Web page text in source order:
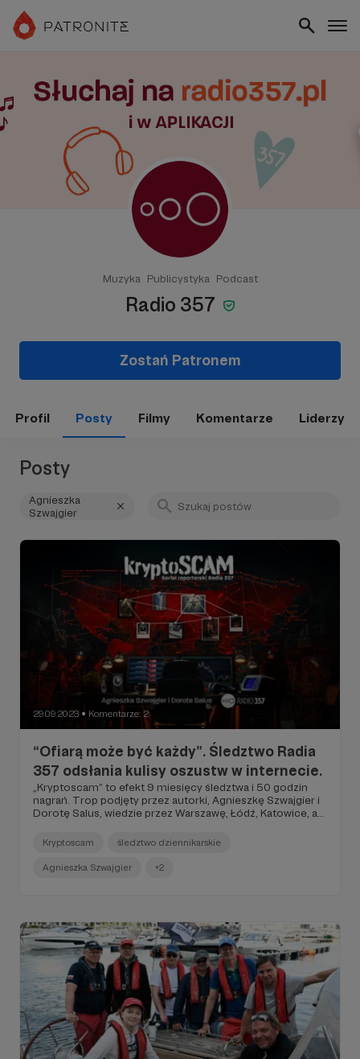
Muzyka Publicystyka Podcast
Radio 357
Zostań Patronem
Profil Posty Filmy Komentarze Liderzy
Posty
Agnieszka
Szwajgier
29.09.2023 ● Komentarze: 2
“Ofiarą może być każdy”. Śledztwo Radia
357 odsłania kulisy oszustw w internecie.
„Kryptoscam” to efekt 9 miesięcy śledztwa i 50 godzin
nagrań. Trop podjęty przez autorki, Agnieszkę Szwajgier i
Dorotę Salus, wiedzie przez Warszawę, Łódź, Katowice, aż
kulisy przestępczej struktury i prześwietlić mechanizm
działania oszustów. W „Kryptoscamie” nagłaśniają ten
proceder, by uchronić jak najwięcej osób przed sidłami,
Kryptoscam śledztwo dziennikarskie
Agnieszka Szwajgier +2